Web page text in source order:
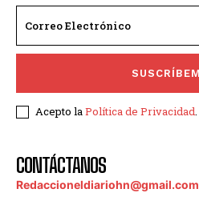
Acepto laPolítica de Privacidad.
CONTÁCTANOS
Redaccioneldiariohn@gmail.com